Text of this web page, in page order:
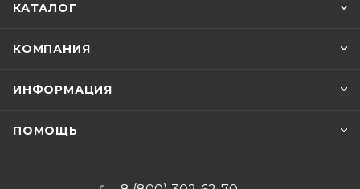
КАТАЛОГ
КОМПАНИЯ
ИНФОРМАЦИЯ
ПОМОЩЬ